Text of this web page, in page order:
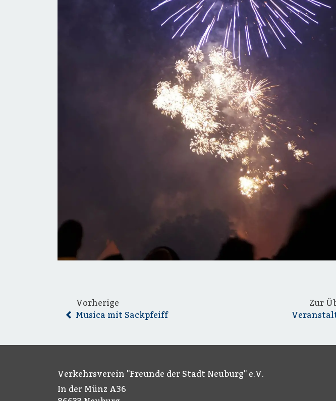
Vorherige
Musica mit Sackpfeiff
Zur
Verkehrsverein "Freunde der Stadt Neuburg" e.V.
In der Münz A36